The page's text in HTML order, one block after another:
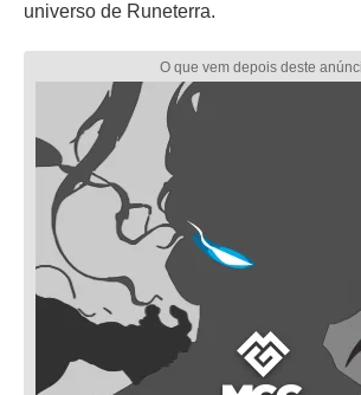
universo de Runeterra.